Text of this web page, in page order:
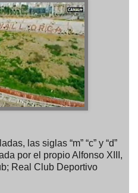
las siglas “m” “c” y “d”
por el propio Alfonso XIII,
Real Club Deportivo